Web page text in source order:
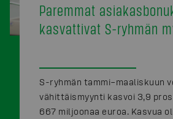
Paremmat
kasvattivat S-ryhmän
S-ryhmän tammi–maaliskuun
vähittäismyynti kasvoi 3,9
667 miljoonaa euroa. Kasvua